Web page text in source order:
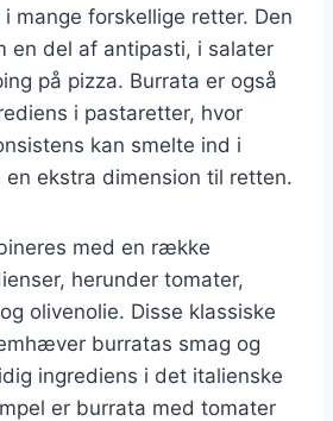
mange forskellige retter. Den
en del af antipasti, i salater
på pizza. Burrata er også
i pastaretter, hvor
kan smelte ind i
en ekstra dimension til retten.
med en række
herunder tomater,
olivenolie. Disse klassiske
burratas smag og
ingrediens i det italienske
er burrata med tomater